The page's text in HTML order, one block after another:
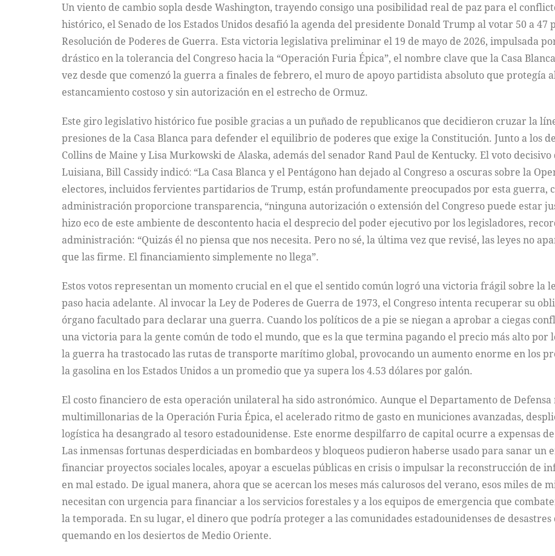
Un viento de cambio sopla desde Washington, trayendo consigo una posibilidad real de paz para el
histórico, el Senado de los Estados Unidos desafió la agenda del presidente Donald Trump al votar 50 a 47
Resolución de Poderes de Guerra. Esta victoria legislativa preliminar el 19 de mayo de 2026, impulsada
drástico en la tolerancia del Congreso hacia la “Operación Furia Épica”, el nombre clave que la Casa
vez desde que comenzó la guerra a finales de febrero, el muro de apoyo partidista absoluto que protegía
estancamiento costoso y sin autorización en el estrecho de Ormuz.
Este giro legislativo histórico fue posible gracias a un puñado de republicanos que decidieron cruzar la
presiones de la Casa Blanca para defender el equilibrio de poderes que exige la Constitución. Junto a los
Collins de Maine y Lisa Murkowski de Alaska, además del senador Rand Paul de Kentucky. El voto
Luisiana, Bill Cassidy indicó: “La Casa Blanca y el Pentágono han dejado al Congreso a oscuras sobre la
electores, incluidos fervientes partidarios de Trump, están profundamente preocupados por esta guerra,
administración proporcione transparencia, “ninguna autorización o extensión del Congreso puede estar
hizo eco de este ambiente de descontento hacia el desprecio del poder ejecutivo por los legisladores,
administración: “Quizás él no piensa que nos necesita. Pero no sé, la última vez que revisé, las leyes no
que las firme. El financiamiento simplemente no llega”.
Estos votos representan un momento crucial en el que el sentido común logró una victoria frágil sobre la
paso hacia adelante. Al invocar la Ley de Poderes de Guerra de 1973, el Congreso intenta recuperar su
órgano facultado para declarar una guerra. Cuando los políticos de a pie se niegan a aprobar a ciegas
una victoria para la gente común de todo el mundo, que es la que termina pagando el precio más alto por
la guerra ha trastocado las rutas de transporte marítimo global, provocando un aumento enorme en los
la gasolina en los Estados Unidos a un promedio que ya supera los 4.53 dólares por galón.
El costo financiero de esta operación unilateral ha sido astronómico. Aunque el Departamento de
multimillonarias de la Operación Furia Épica, el acelerado ritmo de gasto en municiones avanzadas,
logística ha desangrado al tesoro estadounidense. Este enorme despilfarro de capital ocurre a expensas
Las inmensas fortunas desperdiciadas en bombardeos y bloqueos pudieron haberse usado para sanar
financiar proyectos sociales locales, apoyar a escuelas públicas en crisis o impulsar la reconstrucción de
en mal estado. De igual manera, ahora que se acercan los meses más calurosos del verano, esos miles de
necesitan con urgencia para financiar a los servicios forestales y a los equipos de emergencia que
la temporada. En su lugar, el dinero que podría proteger a las comunidades estadounidenses de
quemando en los desiertos de Medio Oriente.